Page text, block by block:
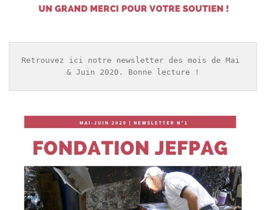
Retrouvez ici notre newsletter des mois de Mai
& Juin 2020. Bonne lecture !